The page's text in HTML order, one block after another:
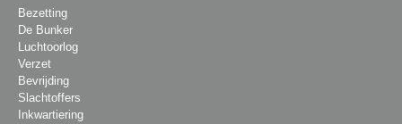
Bezetting
De Bunker
Luchtoorlog
Verzet
Bevrijding
Slachtoffers
Inkwartiering